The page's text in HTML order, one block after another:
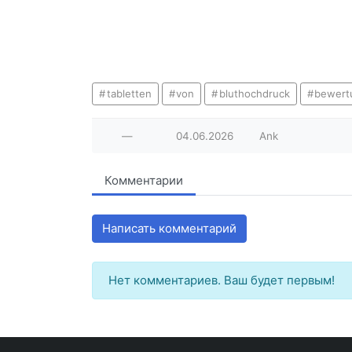
tabletten von bluthochdruck
— 04.06.2026 Ank
Комментарии
Написать комментарий
Нет комментариев. Ваш будет первым!